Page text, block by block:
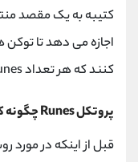
کتیبه به یک مقصد
اجازه می دهد تا
کنند که هر تعداد
پروتکلRunesچگونه
قبل از اینکه در مورد